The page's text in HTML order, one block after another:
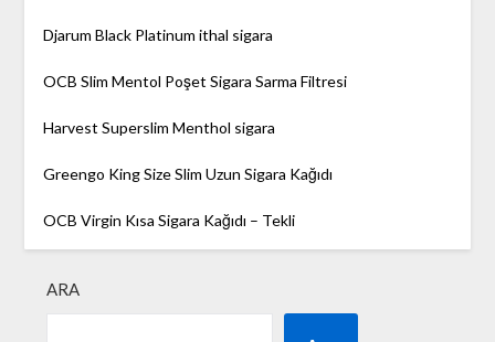
Djarum Black Platinum ithal sigara
OCB Slim Mentol Poşet Sigara Sarma Filtresi
Harvest Superslim Menthol sigara
Greengo King Size Slim Uzun Sigara Kağıdı
OCB Virgin Kısa Sigara Kağıdı – Tekli
ARA